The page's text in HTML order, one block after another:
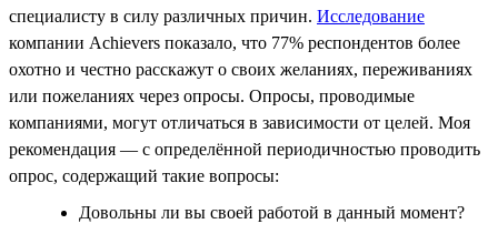
специалисту в силу различных причин. Исследование
компании Achievers показало, что 77% респондентов более
охотно и честно расскажут о своих желаниях, переживаниях
или пожеланиях через опросы. Опросы, проводимые
компаниями, могут отличаться в зависимости от целей. Моя
рекомендация — с определённой периодичностью проводить
опрос, содержащий такие вопросы:
Довольны ли вы своей работой в данный момент?